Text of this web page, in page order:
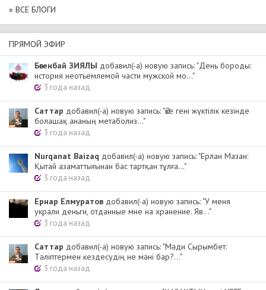
» ВСЕ БЛОГИ
ПРЯМОЙ ЭФИР
Бөгенбай ЗИЯЛЫ добавил(-а) новую запись: "День бороды:
история неотъемлемой части мужской мо..."
3 года назад
Cаттар добавил(-а) новую запись: "Әке гені жүктілік кезінде
болашақ ананың метаболиз..."
3 года назад
Nurqanat Baizaq добавил(-а) новую запись: "Ерлан Мазан:
Қытай азаматтығынан бас тартқан тұлға..."
3 года назад
Ернар Елмуратов добавил(-а) новую запись: "У меня
украли деньги, отданные мне на хранение. Яв..."
3 года назад
Cаттар добавил(-а) новую запись: "Мәди Сырымбет:
Тәліптермен кездесудің не мәні бар?..."
3 года назад